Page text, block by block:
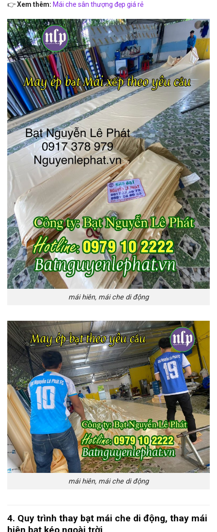
👉Xem thêm: Mái che sân thượng đẹp giá rẻ
mái hiên, mái che di động
mái hiên, mái che di động
4. Quy trình thay bạt mái che di động, thay mái